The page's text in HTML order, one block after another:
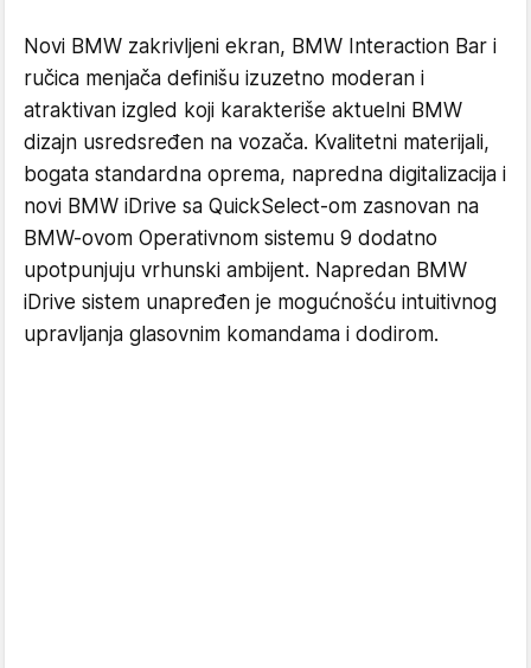
Novi BMW zakrivljeni ekran, BMW Interaction Bar i
ručica menjača definišu izuzetno moderan i
atraktivan izgled koji karakteriše aktuelni BMW
dizajn usredsređen na vozača. Kvalitetni materijali,
bogata standardna oprema, napredna digitalizacija i
novi BMW iDrive sa QuickSelect-om zasnovan na
BMW-ovom Operativnom sistemu 9 dodatno
upotpunjuju vrhunski ambijent. Napredan BMW
iDrive sistem unapređen je mogućnošću intuitivnog
upravljanja glasovnim komandama i dodirom.